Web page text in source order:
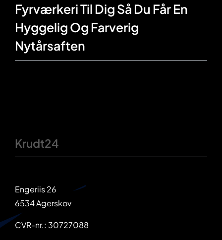
Fyrværkeri Til Dig Så Du Får En
Hyggelig Og Farverig
Nytårsaften
Krudt24
Engeriis 26
6534 Agerskov
CVR-nr.: 30727088